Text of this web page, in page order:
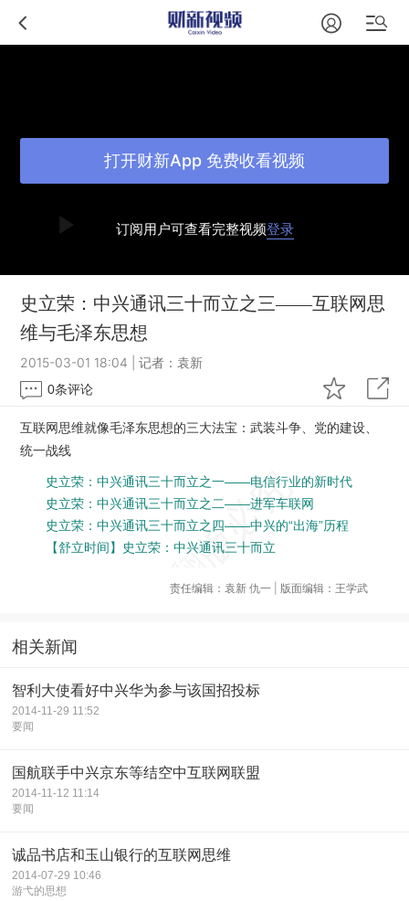
订阅用户可查看完整视频登录
打开财新App 免费收看视频
史立荣：中兴通讯三十而立之三——互联网思
维与毛泽东思想
2015-03-01 18:04 |记者：袁新
0条评论
互联网思维就像毛泽东思想的三大法宝：武装斗争、党的建设、
统一战线
史立荣：中兴通讯三十而立之一——电信行业的新时代
史立荣：中兴通讯三十而立之二——进军车联网
史立荣：中兴通讯三十而立之四——中兴的“出海”历程
【舒立时间】史立荣：中兴通讯三十而立
责任编辑：袁新 仇一 | 版面编辑：王学武
相关新闻
智利大使看好中兴华为参与该国招投标
2014-11-29 11:52
要闻
国航联手中兴京东等结空中互联网联盟
2014-11-12 11:14
要闻
诚品书店和玉山银行的互联网思维
2014-07-29 10:46
游弋的思想